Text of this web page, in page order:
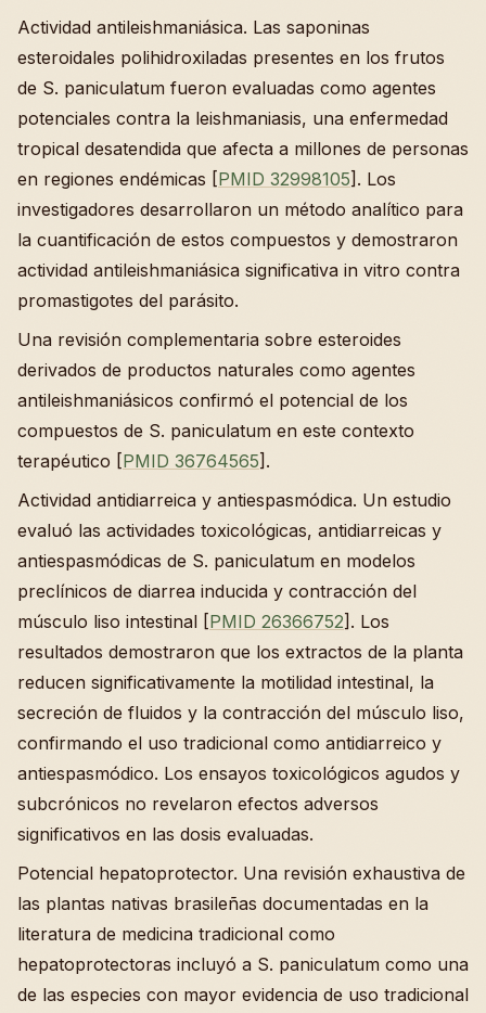
Actividad antileishmaniásica. Las saponinas
esteroidales polihidroxiladas presentes en los frutos
de S. paniculatum fueron evaluadas como agentes
potenciales contra la leishmaniasis, una enfermedad
tropical desatendida que afecta a millones de personas
en regiones endémicas [PMID 32998105]. Los
investigadores desarrollaron un método analítico para
la cuantificación de estos compuestos y demostraron
actividad antileishmaniásica significativa in vitro contra
promastigotes del parásito.
Una revisión complementaria sobre esteroides
derivados de productos naturales como agentes
antileishmaniásicos confirmó el potencial de los
compuestos de S. paniculatum en este contexto
terapéutico [PMID 36764565].
Actividad antidiarreica y antiespasmódica. Un estudio
evaluó las actividades toxicológicas, antidiarreicas y
antiespasmódicas de S. paniculatum en modelos
preclínicos de diarrea inducida y contracción del
músculo liso intestinal [PMID 26366752]. Los
resultados demostraron que los extractos de la planta
reducen significativamente la motilidad intestinal, la
secreción de fluidos y la contracción del músculo liso,
confirmando el uso tradicional como antidiarreico y
antiespasmódico. Los ensayos toxicológicos agudos y
subcrónicos no revelaron efectos adversos
significativos en las dosis evaluadas.
Potencial hepatoprotector. Una revisión exhaustiva de
las plantas nativas brasileñas documentadas en la
literatura de medicina tradicional como
hepatoprotectoras incluyó a S. paniculatum como una
de las especies con mayor evidencia de uso tradicional